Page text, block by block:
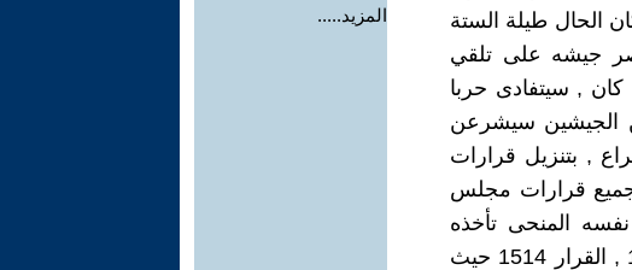
الحال طيلة الستة
جيشه على تلقي
, سيتفادى حربا
الجيشين سيشرعن
, بتنزيل قرارات
جميع قرارات مجلس
المنحى تأخذه
الجمعية العامة للأمم المتحدة منذ اول قرار لها في سنة 1960 , القرار 1514 حيث
المزيد.....